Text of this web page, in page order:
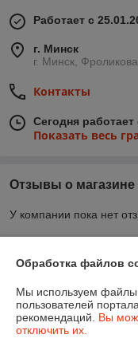
Работает с
г. Минск
г. Минск,
Контакты
Сегодня
Показать весь
Отзывы о магазине
У компании пока нет
О нас
Контакты
Доставка и оплата
Обработка файлов
Мы используем файлы
пользователей
рекомендаций. Вы
отключить их.